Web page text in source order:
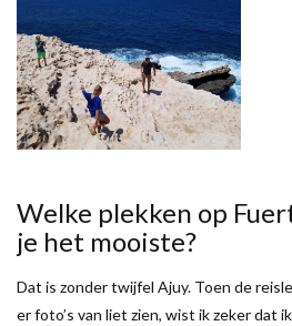
Welke plekken op
je het mooiste?
Dat is zonder twijfel Ajuy. Toen de
er foto’s van liet zien, wist ik zeker dat